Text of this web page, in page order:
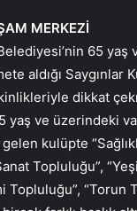
MERKEZİ
65 yaş
aldığı Saygınlar
dikkat
yaş ve üzerindeki
kulüpte
Topluluğu”,
Topluluğu”, “Torun